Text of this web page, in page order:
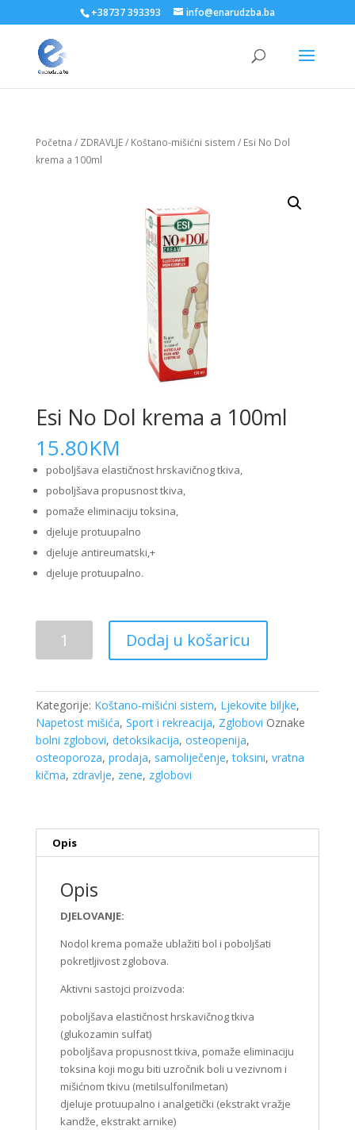
+38737 393393 info@enarudzba.ba
Početna / ZDRAVLJE/ Koštano-mišićni sistem / Esi No Dol
krema a 100ml
Esi No Dol krema a 100ml
15.80KM
poboljšava elastičnost hrskavičnog tkiva,
poboljšava propusnost tkiva,
pomaže eliminaciju toksina,
djeluje protuupalno
djeluje antireumatski,+
djeluje protuupalno.
Dol
a
100ml
količina
Dodaj u košaricu
Kategorije: Koštano-mišićni sistem, Ljekovite biljke,
Napetost mišića, Sport i rekreacija, Zglobovi Oznake
bolni zglobovi, detoksikacija, osteopenija,
osteoporoza, prodaja, samoliječenje,toksini, vratna
kičma, zdravlje, zene, zglobovi
Opis
Opis
DJELOVANJE:
Nodol krema pomaže ublažiti bol i poboljšati
pokretljivost zglobova.
Aktivni sastojci proizvoda:
poboljšava elastičnost hrskavičnog tkiva
(glukozamin sulfat)
poboljšava propusnost tkiva, pomaže eliminaciju
toksina koji mogu biti uzročnik boli u vezivnom i
mišićnom tkivu (metilsulfonilmetan)
djeluje protuupalno i analgetički (ekstrakt vražje
kandže, ekstrakt arnike)